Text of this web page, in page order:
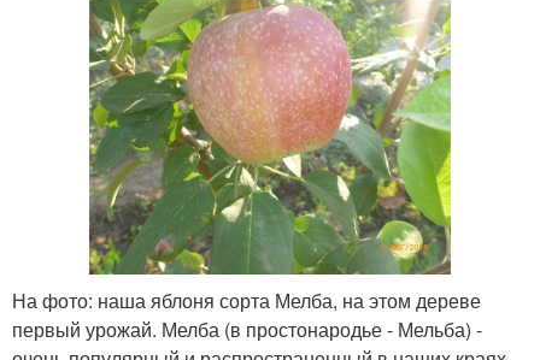
На фото: наша яблоня сорта Мелба, на этом дереве
первый урожай. Мелба (в простонародье - Мельба) -